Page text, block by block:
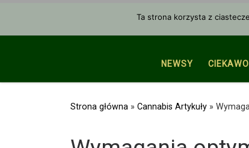
NEWSY
Strona główna » Cannabis Artykuły »
Ta strona korzysta z